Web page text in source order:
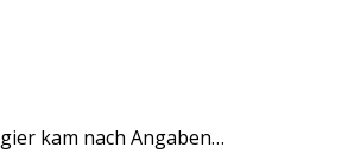
kam nach Angaben…